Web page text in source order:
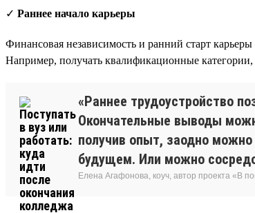
✓ Раннее начало карьеры
Финансовая независимость и ранний старт
Например, получать квалификационные
«Раннее трудоустройство
Окончательные выводы
получив опыт, заодно
будущем. Или можно
Елена Агафонова, коуч, автор проекта «В